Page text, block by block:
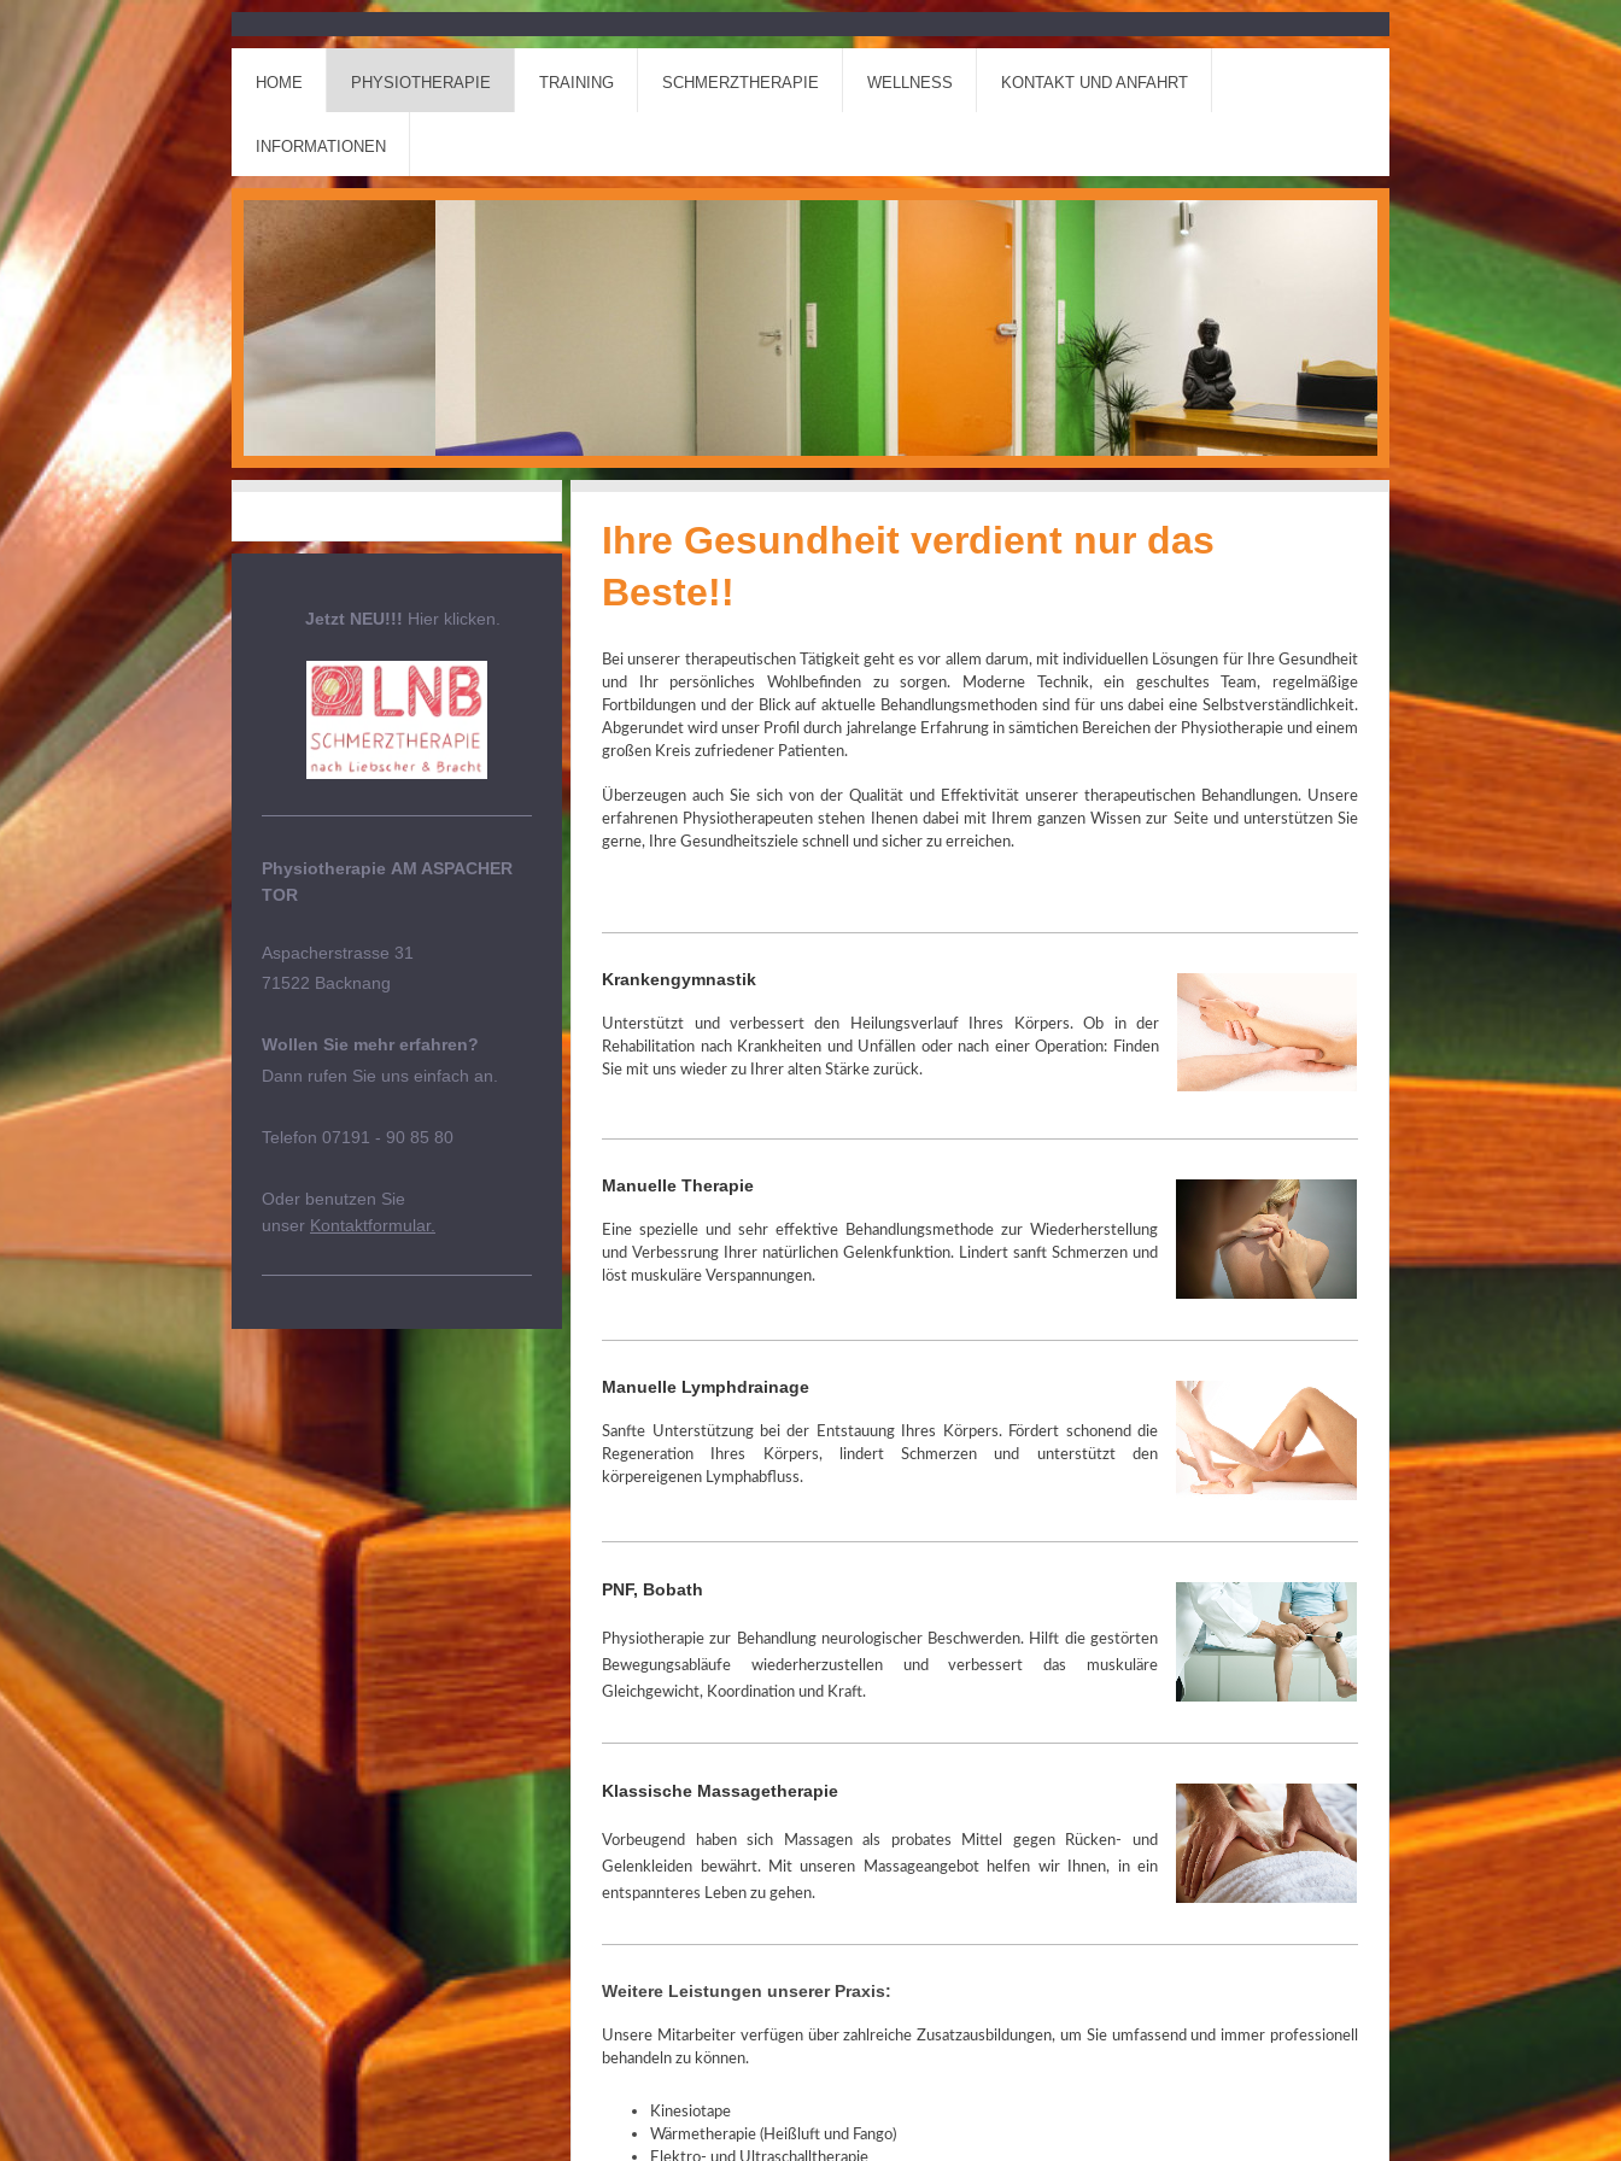
HOME PHYSIOTHERAPIE TRAINING SCHMERZTHERAPIE WELLNESS KONTAKT UND ANFAHRT
INFORMATIONEN
Ihre Gesundheit verdient nur das
Beste!!
Bei unserer therapeutischen Tätigkeit geht es vor allem darum, mit individuellen Lösungen für Ihre Gesundheit
und Ihr persönliches Wohlbefinden zu sorgen. Moderne Technik, ein geschultes Team, regelmäßige
Fortbildungen und der Blick auf aktuelle Behandlungsmethoden sind für uns dabei eine Selbstverständlichkeit.
Abgerundet wird unser Profil durch jahrelange Erfahrung in sämtichen Bereichen der Physiotherapie und einem
großen Kreis zufriedener Patienten.
Überzeugen auch Sie sich von der Qualität und Effektivität unserer therapeutischen Behandlungen. Unsere
erfahrenen Physiotherapeuten stehen Ihenen dabei mit Ihrem ganzen Wissen zur Seite und unterstützen Sie
gerne, Ihre Gesundheitsziele schnell und sicher zu erreichen.
Krankengymnastik
Unterstützt und verbessert den Heilungsverlauf Ihres Körpers. Ob in der
Rehabilitation nach Krankheiten und Unfällen oder nach einer Operation: Finden
Sie mit uns wieder zu Ihrer alten Stärke zurück.
Manuelle Therapie
Eine spezielle und sehr effektive Behandlungsmethode zur Wiederherstellung
und Verbessrung Ihrer natürlichen Gelenkfunktion. Lindert sanft Schmerzen und
löst muskuläre Verspannungen.
Manuelle Lymphdrainage
Sanfte Unterstützung bei der Entstauung Ihres Körpers. Fördert schonend die
Regeneration Ihres Körpers, lindert Schmerzen und unterstützt den
körpereigenen Lymphabfluss.
PNF, Bobath
Physiotherapie zur Behandlung neurologischer Beschwerden. Hilft die gestörten
Bewegungsabläufe wiederherzustellen und verbessert das muskuläre
Gleichgewicht, Koordination und Kraft.
Klassische Massagetherapie
Vorbeugend haben sich Massagen als probates Mittel gegen Rücken- und
Gelenkleiden bewährt. Mit unseren Massageangebot helfen wir Ihnen, in ein
entspannteres Leben zu gehen.
Weitere Leistungen unserer Praxis:
Unsere Mitarbeiter verfügen über zahlreiche Zusatzausbildungen, um Sie umfassend und immer professionell
behandeln zu können.
​Kinesiotape
Wärmetherapie (Heißluft und Fango)
Jetzt NEU!!! Hier klicken.
Physiotherapie AM ASPACHER
TOR
Aspacherstrasse 31
71522 Backnang
Wollen Sie mehr erfahren?
Dann rufen Sie uns einfach an.
Telefon 07191 - 90 85 80
Oder benutzen Sie
unser Kontaktformular.